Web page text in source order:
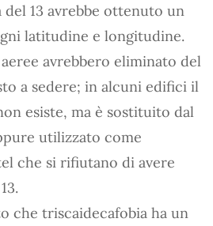
del 13 avrebbe ottenuto un
latitudine e longitudine.
avrebbero eliminato del
a sedere; in alcuni edifici il
esiste, ma è sostituito dal
utilizzato come
che si rifiutano di avere
che triscaidecafobia ha un